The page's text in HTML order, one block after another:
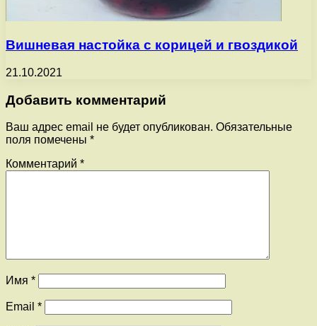
Вишневая настойка с корицей и гвоздикой
21.10.2021
Добавить комментарий
Ваш адрес email не будет опубликован. Обязательные
поля помечены *
Комментарий *
Имя *
Email *